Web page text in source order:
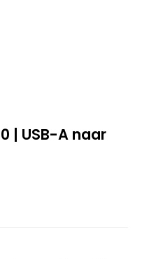
| USB-A naar